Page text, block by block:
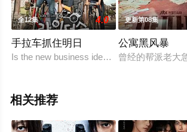
全12集 4.0
手拉车抓住明日
Is the new business idea crazy or is it just
更新第08集
公寓黑风暴
曾经的帮派老大
相关推荐